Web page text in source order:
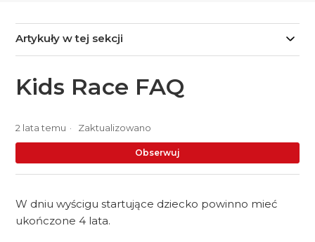
Artykuły w tej sekcji
Kids Race FAQ
2 lata temu Zaktualizowano
Obserwuj
W dniu wyścigu startujące dziecko powinno mieć
ukończone 4 lata.